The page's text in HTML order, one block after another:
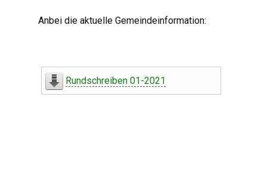
Anbei die aktuelle Gemeindeinformation:
Rundschreiben 01-2021